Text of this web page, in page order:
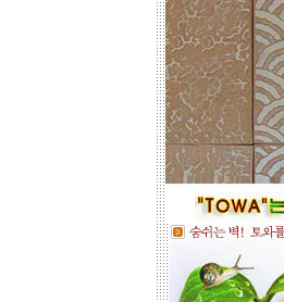
을 메모하시고 고객센타로 전화상담
전문 상담원이 제대로 된 친환경 인테
리어자재로 값싼 인테리어가 되는 노
하우를 제시해 드립니다.
황토타일의 제습기능으로 끈적한 여
름은 시원하게.. 겨울은 가습기능과 원
적외선 방사로 따뜻하게..
부조로 조각된 최고의 작품을 인
테리어 마감자재로 활용하여 집안품
격을 업그레이드해 보세요.